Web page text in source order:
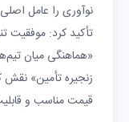
نوآوری را عامل
تأکید کرد: موفقیت
«هماهنگی میان
زنجیره تأمین»
قیمت مناسب و